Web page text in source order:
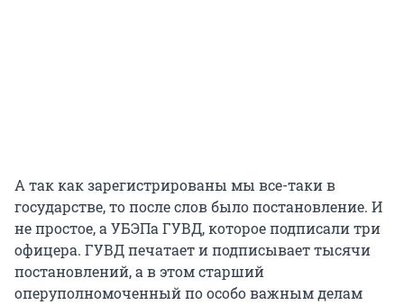
А так как зарегистрированы мы все-таки в
государстве, то после слов было постановление. И
не простое, а УБЭПа ГУВД, которое подписали три
офицера. ГУВД печатает и подписывает тысячи
постановлений, а в этом старший
оперуполномоченный по особо важным делам